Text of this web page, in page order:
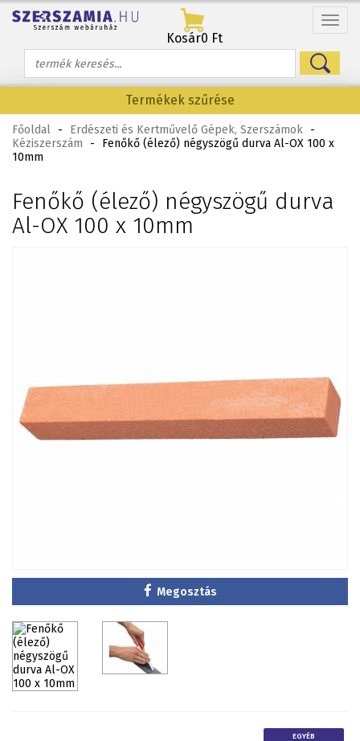
Menü
Kosár0 Ft
Termékek szűrése
Főoldal - Erdészeti és Kertművelő Gépek, Szerszámok -
Kéziszerszám
-
Fenőkő (élező) négyszögű durva Al-OX 100 x
10mm
Fenőkő (élező) négyszögű durva
Al-OX 100 x 10mm
Megosztás
EGYÉB